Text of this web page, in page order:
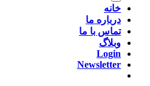
خانه
درباره ما
تماس با ما
وبلاگ
Login
Newsletter